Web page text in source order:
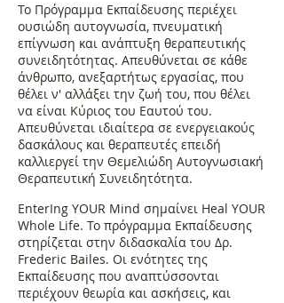
Το Πρόγραμμα Εκπαίδευσης περιέχει
ουσιώδη αυτογνωσία, πνευματική
επίγνωση και ανάπτυξη θεραπευτικής
συνειδητότητας. Απευθύνεται σε κάθε
άνθρωπο, ανεξαρτήτως εργασίας, που
θέλει ν' αλλάξει την ζωή του, που θέλει
να είναι Κύριος του Εαυτού του.
Απευθύνεται ιδιαίτερα σε ενεργειακούς
δασκάλους και θεραπευτές επειδή
καλλιεργεί την Θεμελιώδη Αυτογνωσιακή
Θεραπευτική Συνειδητότητα.
EnterIng YOUR Mind σημαίνει Ηeal YOUR
Whole Life. To πρόγραμμα Εκπαίδευσης
στηρίζεται στην διδασκαλία του Δρ.
Frederic Bailes. Οι ενότητες της
Εκπαίδευσης που αναπτύσσονται
περιέχουν θεωρία και ασκήσεις, και